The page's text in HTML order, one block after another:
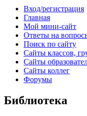
Вход/регистрация
Главная
Мой мини-сайт
Ответы на
Поиск по сайту
Сайты классов,
Сайты
Сайты коллег
Форумы
Библиотека